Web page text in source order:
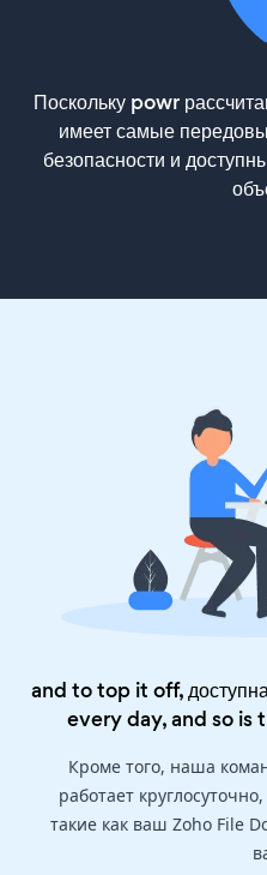
Поскольку powr
имеет самые
безопасности и
and to top it off,
every day, and so is
Кроме того, наша
работает
такие как ваш Zoho File